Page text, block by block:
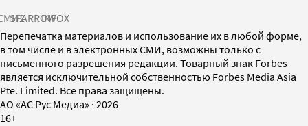
SPARROWINFOX
Перепечатка материалов и использование их в любой форме,
в том числе и в электронных СМИ, возможны только с
письменного разрешения редакции. Товарный знак Forbes
является исключительной собственностью Forbes Media Asia
Pte. Limited. Все права защищены.
AO «АС Рус Медиа» · 2026
16+